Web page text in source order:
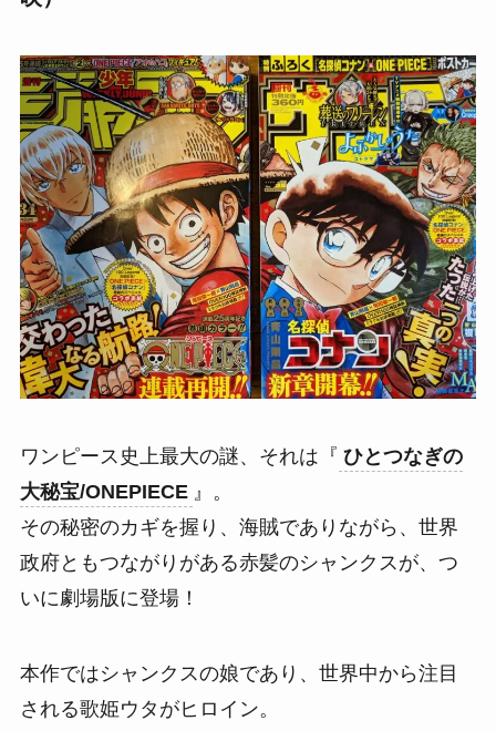
ワンピース史上最大の謎、それは『 ひとつなぎの
大秘宝/ONEPIECE 』。
その秘密のカギを握り、海賊でありながら、世界
政府ともつながりがある赤髪のシャンクスが、つ
いに劇場版に登場！
本作ではシャンクスの娘であり、世界中から注目
される歌姫ウタがヒロイン。